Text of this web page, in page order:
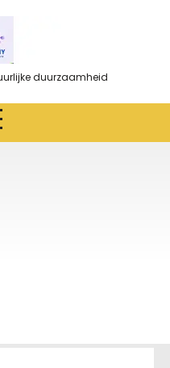
duurzaamheid